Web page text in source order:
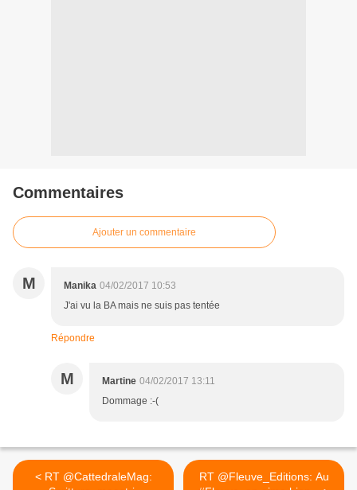
Commentaires
Ajouter un commentaire
M Manika 04/02/2017 10:53
J'ai vu la BA mais ne suis pas tentée
Répondre
M Martine 04/02/2017 13:11
Dommage :-(
< RT @CattedraleMag:
RT @Fleuve_Editions: Au